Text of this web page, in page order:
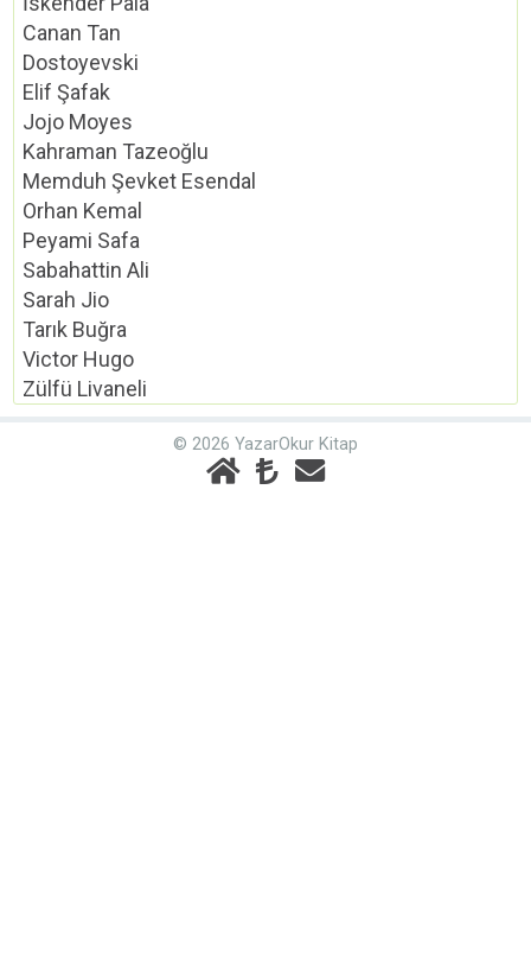
Canan Tan
Dostoyevski
Elif Şafak
Jojo Moyes
Kahraman Tazeoğlu
Memduh Şevket Esendal
Orhan Kemal
Peyami Safa
Sabahattin Ali
Sarah Jio
Tarık Buğra
Victor Hugo
Zülfü Livaneli
© 2026 YazarOkur Kitap